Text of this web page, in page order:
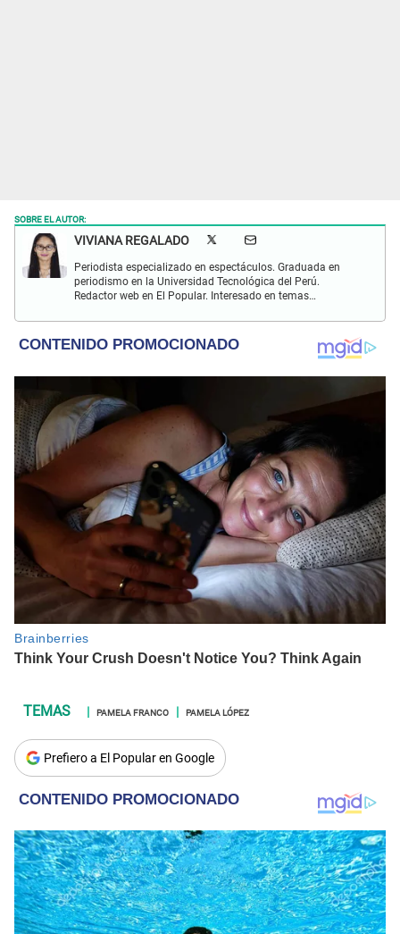
SOBRE EL AUTOR:
VIVIANA REGALADO
Periodista especializado en espectáculos. Graduada en
periodismo en la Universidad Tecnológica del Perú.
Redactor web en El Popular. Interesado en temas
y crónicas.
PAMELA FRANCO PAMELA LÓPEZ
Prefiero a El Popular en Google